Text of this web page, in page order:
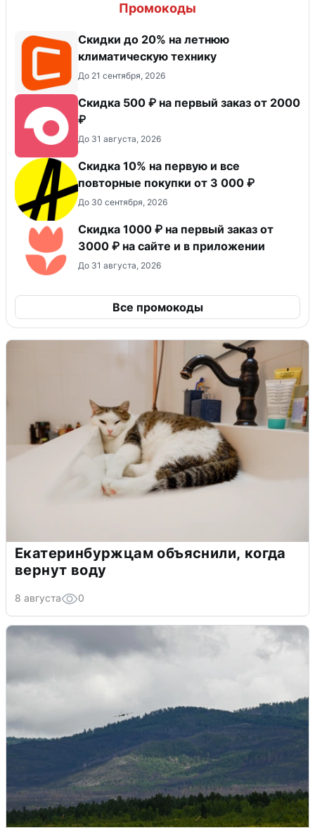
Промокоды
Скидки до 20% на летнюю
климатическую технику
До 21 сентября, 2026
Скидка 500 ₽ на первый заказ от 2000
₽
До 31 августа, 2026
Скидка 10% на первую и все
повторные покупки от 3 000 ₽
До 30 сентября, 2026
Скидка 1000 ₽ на первый заказ от
3000 ₽ на сайте и в приложении
До 31 августа, 2026
Все промокоды
Екатеринбуржцам объяснили, когда
вернут воду
8 августа 0